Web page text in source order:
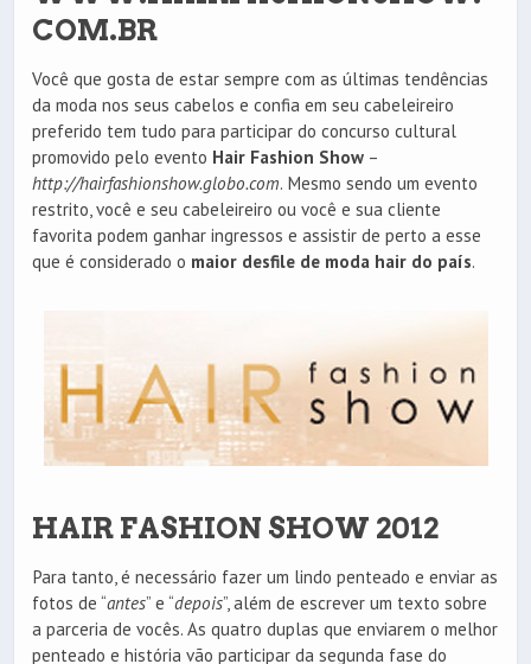
COM.BR
Você que gosta de estar sempre com as últimas tendências
da moda nos seus cabelos e confia em seu cabeleireiro
preferido tem tudo para participar do concurso cultural
promovido pelo evento Hair Fashion Show –
http://hairfashionshow.globo.com. Mesmo sendo um evento
restrito, você e seu cabeleireiro ou você e sua cliente
favorita podem ganhar ingressos e assistir de perto a esse
que é considerado o maior desfile de moda hair do país.
HAIR FASHION SHOW 2012
Para tanto, é necessário fazer um lindo penteado e enviar as
fotos de “antes” e “depois”, além de escrever um texto sobre
a parceria de vocês. As quatro duplas que enviarem o melhor
penteado e história vão participar da segunda fase do